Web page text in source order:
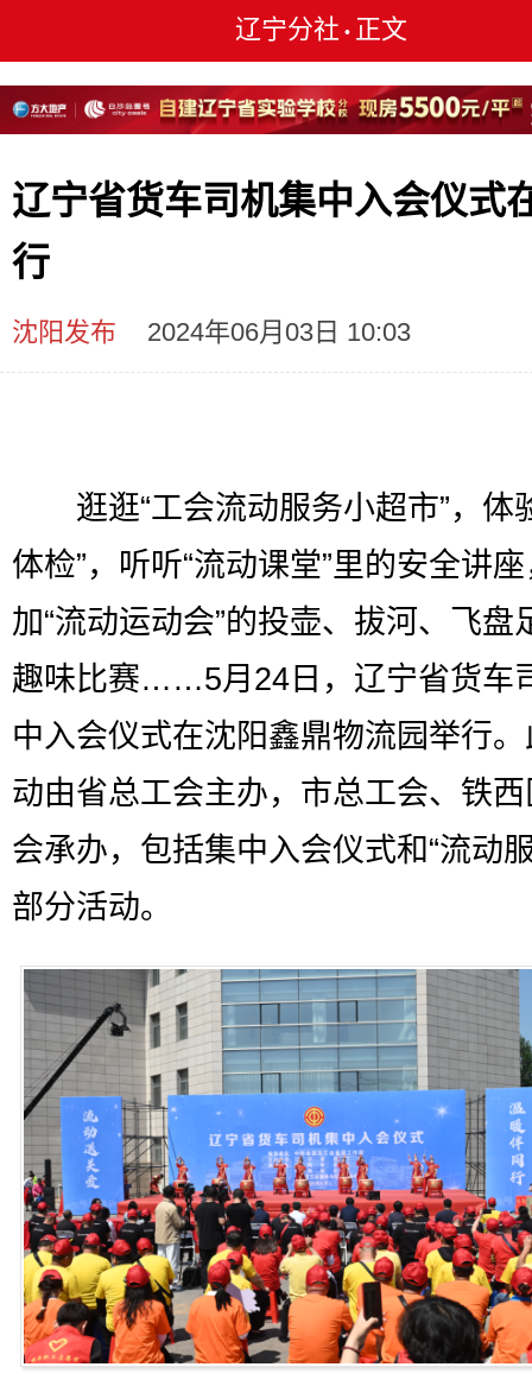
辽宁分社 • 正文
辽宁省货车司机集中入会仪式
行
沈阳发布 2024年06月03日 10:03
逛逛“工会流动服务小超市”，体
体检”，听听“流动课堂”里的安全讲
加“流动运动会”的投壶、拔河、飞盘
趣味比赛……5月24日，辽宁省货车
中入会仪式在沈阳鑫鼎物流园举行
动由省总工会主办，市总工会、铁
会承办，包括集中入会仪式和“流动
部分活动。